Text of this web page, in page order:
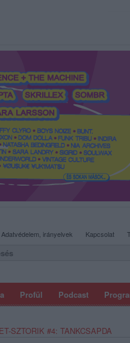
Profül Podcast
Adatvédelem, irányelvek Kapcsolat
SZTORIK #4: TANKCSAPDA